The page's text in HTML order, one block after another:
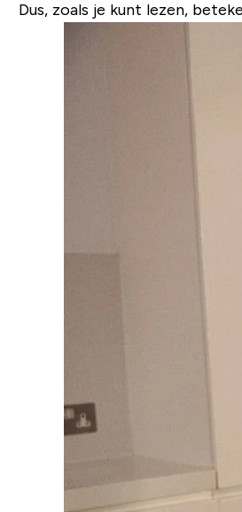
Dus, zoals je kunt lezen,